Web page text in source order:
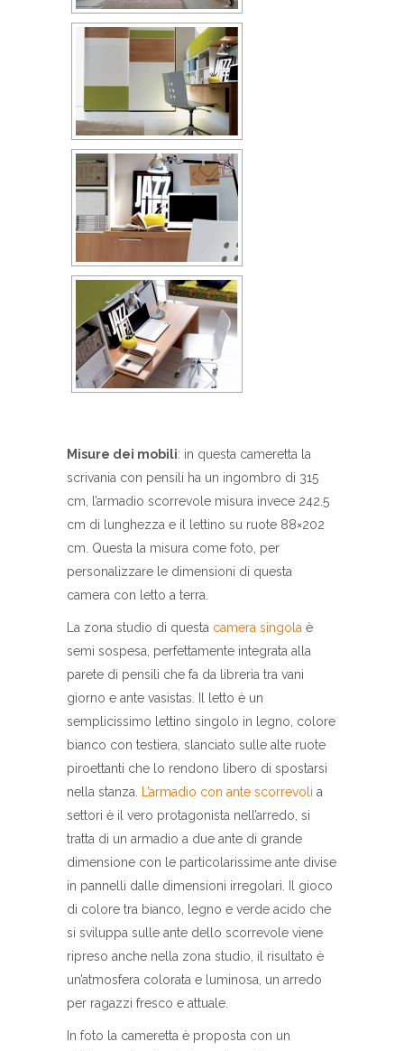
Misure dei mobili: in questa cameretta la
scrivania con pensili ha un ingombro di 315
cm, l’armadio scorrevole misura invece 242.5
cm di lunghezza e il lettino su ruote 88×202
cm. Questa la misura come foto, per
personalizzare le dimensioni di questa
camera con letto a terra.
La zona studio di questa camera singola è
semi sospesa, perfettamente integrata alla
parete di pensili che fa da libreria tra vani
giorno e ante vasistas. Il letto è un
semplicissimo lettino singolo in legno, colore
bianco con testiera, slanciato sulle alte ruote
piroettanti che lo rendono libero di spostarsi
nella stanza. L’armadio con ante scorrevoli a
settori è il vero protagonista nell’arredo, si
tratta di un armadio a due ante di grande
dimensione con le particolarissime ante divise
in pannelli dalle dimensioni irregolari. Il gioco
di colore tra bianco, legno e verde acido che
si sviluppa sulle ante dello scorrevole viene
ripreso anche nella zona studio, il risultato è
un’atmosfera colorata e luminosa, un arredo
per ragazzi fresco e attuale.
In foto la cameretta è proposta con un